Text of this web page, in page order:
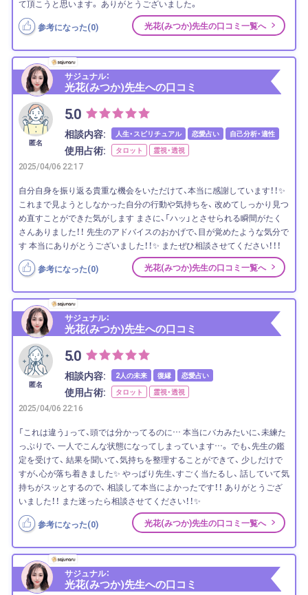
て頂こうと思います。 ありがとうございました。
参考になった(0) 光花(みつか)先生の口コミ一覧へ
サジュナル：
光花(みつか)先生への口コミ
匿名
5.0
相談内容: 人生・スピリチュアル 恋愛占い 自己分析・適性
使用占術: タロット 霊視・透視
2025/04/06 22:17
自分自身を振り返る貴重な機会をいただけて、本当に感謝しています！！✨
これまで見ようとしなかった自分の行動や気持ちを、 改めてしっかり見つ
め直すことができた気がします まさに、「ハッ」とさせられる瞬間がたく
さんありました！！ 先生のアドバイスのおかげで、目が覚めたような気分で
す 本当にありがとうございました！！✨ またぜひ相談させてください！！！
参考になった(0) 光花(みつか)先生の口コミ一覧へ
サジュナル：
光花(みつか)先生への口コミ
匿名
5.0
相談内容: 2人の未来 復縁 恋愛占い
使用占術: タロット 霊視・透視
2025/04/06 22:16
「これは違う」って、頭では分かってるのに… 本当にバカみたいに、未練た
っぷりで、 一人でこんな状態になってしまっています…。 でも、先生の鑑
定を受けて、 結果を聞いて、気持ちを整理することができて、 少しだけで
すが、心が落ち着きました✨ やっぱり先生、すごく当たるし、 話していて気
持ちがスッとするので、 相談して本当によかったです！！ ありがとうござ
いました！！ また迷ったら相談させてください！！✨
参考になった(0) 光花(みつか)先生の口コミ一覧へ
サジュナル：
光花(みつか)先生への口コミ